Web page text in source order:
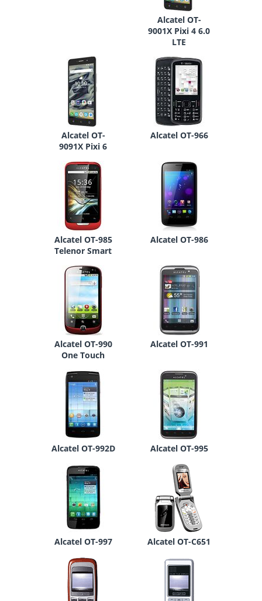
Alcatel OT-
9001X Pixi 4 6.0
LTE
Alcatel OT-
9091X Pixi 6
Alcatel OT-966
Alcatel OT-985
Telenor Smart
Alcatel OT-986
Alcatel OT-990
One Touch
Alcatel OT-991
Alcatel OT-992D Alcatel OT-995
Alcatel OT-997 Alcatel OT-C651